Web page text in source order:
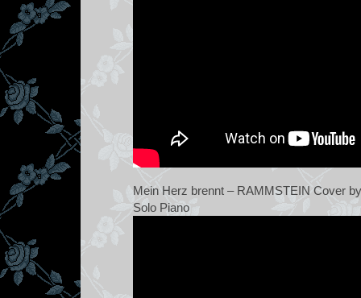
Mein Herz brennt – RAMMSTEIN Cover
Solo Piano